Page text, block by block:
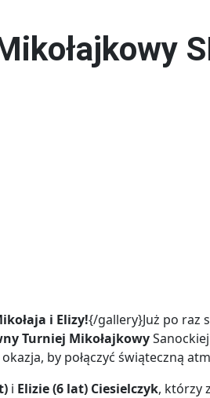
i Elizy!{/gallery}Już po raz
Turniej Mikołajkowy
by połączyć świąteczną
i Elizie (6 lat) Ciesielczyk, którzy